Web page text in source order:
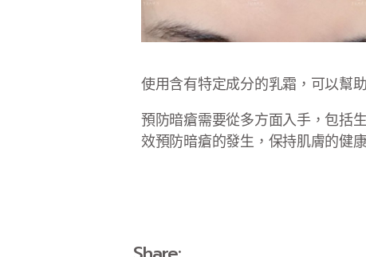
使用含有特定成分的乳霜，可以幫
預防暗瘡需要從多方面入手，包括
效預防暗瘡的發生，保持肌膚的健